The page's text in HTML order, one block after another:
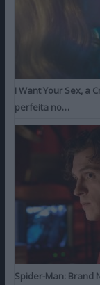
I Want Your Sex, a
perfeita no…
Spider-Man: Brand